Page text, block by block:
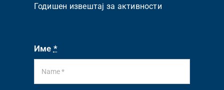
Годишен извештај за активности
Име *